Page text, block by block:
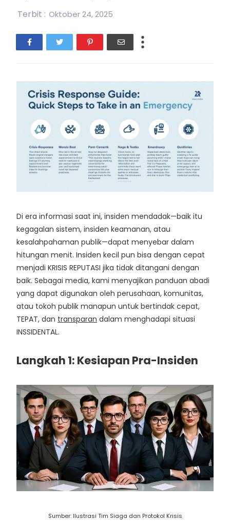
Terbit : Oktober 24, 2025
Di era informasi saat ini, insiden mendadak—baik itu
kegagalan sistem, insiden keamanan, atau
kesalahpahaman publik—dapat menyebar dalam
hitungan menit. Insiden kecil pun bisa dengan cepat
menjadi KRISIS REPUTASI jika tidak ditangani dengan
baik. Sebagai media, kami menyajikan panduan abadi
yang dapat digunakan oleh perusahaan, komunitas,
atau tokoh publik manapun untuk bertindak cepat,
TEPAT, dan transparan dalam menghadapi situasi
INSSIDENTAL.
Langkah 1: Kesiapan Pra-Insiden
Sumber: Ilustrasi Tim Siaga dan Protokol Krisis